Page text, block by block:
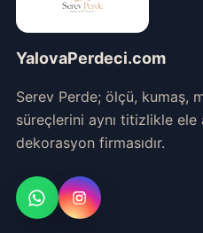
YalovaPerdeci.com
Serev Perde; ölçü, kumaş,
süreçlerini aynı titizlikle
dekorasyon firmasıdır.